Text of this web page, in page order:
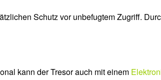
Schutz vor unbefugtem Zugriff.
kann der Tresor auch mit einem